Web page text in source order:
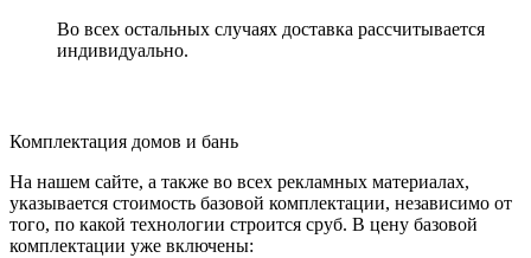
Во всех остальных случаях доставка рассчитывается
индивидуально.
Комплектация домов и бань
На нашем сайте, а также во всех рекламных материалах,
указывается стоимость базовой комплектации, независимо от
того, по какой технологии строится сруб. В цену базовой
комплектации уже включены: